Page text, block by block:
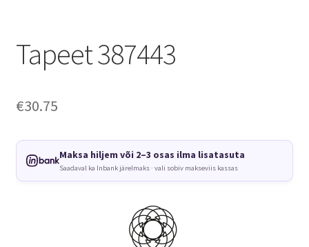
Tapeet 387443
€30.75
Maksa hiljem või 2–3 osas ilma lisatasuta
Saadaval ka Inbank järelmaks · vali sobiv makseviis kassas